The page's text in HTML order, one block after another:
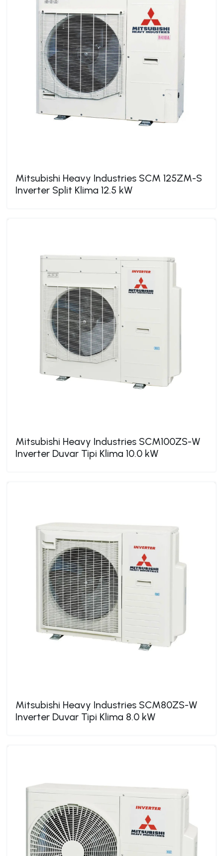
Mitsubishi Heavy Industries SCM 125ZM-S
Inverter Split Klima 12.5 kW
Mitsubishi Heavy Industries SCM100ZS-W
Inverter Duvar Tipi Klima 10.0 kW
Mitsubishi Heavy Industries SCM80ZS-W
Inverter Duvar Tipi Klima 8.0 kW